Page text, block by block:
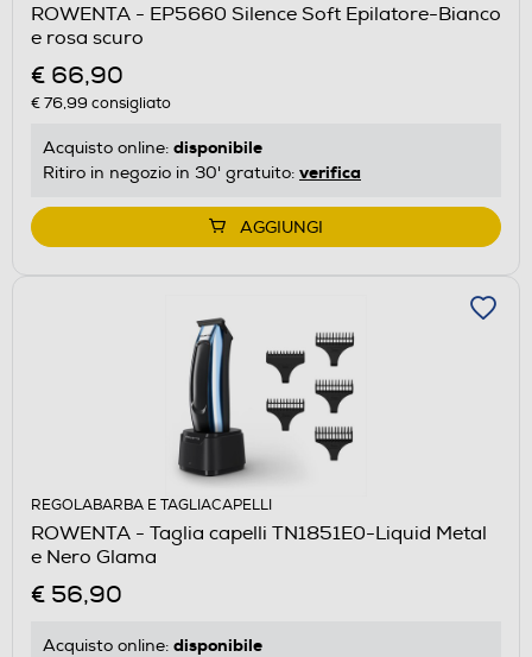
ROWENTA - EP5660 Silence Soft Epilatore-Bianco
e rosa scuro
€ 66,90
€ 76,99 consigliato
Acquisto online: disponibile
Ritiro in negozio in 30' gratuito: verifica
AGGIUNGI
REGOLABARBA E TAGLIACAPELLI
ROWENTA - Taglia capelli TN1851E0-Liquid Metal
e Nero Glama
€ 56,90
Acquisto online: disponibile